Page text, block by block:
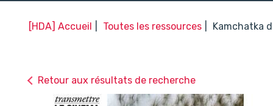
[HDA] Accueil Toutes les ressources Kamchatka
Retour aux résultats de recherche